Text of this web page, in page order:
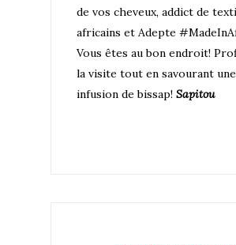
de vos cheveux, addict de
africains et Adepte
Vous êtes au bon endroit!
la visite tout en savourant
infusion de bissap! Sapitou